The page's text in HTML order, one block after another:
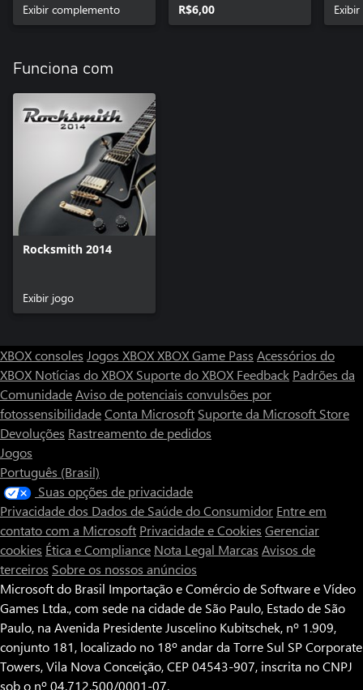
Exibir complemento R$6,00
Funciona com
Rocksmith 2014
Exibir jogo
XBOX consoles Jogos XBOXXBOX Game Pass Acessórios do
XBOX Notícias do XBOX Suporte do XBOX Feedback Padrões da
ComunidadeAviso de potenciais convulsões por
fotossensibilidadeConta Microsoft Suporte da Microsoft Store
Devoluções Rastreamento de pedidos
Jogos
Português (Brasil)
Suas opções de privacidade
Privacidade dos Dados de Saúde do Consumidor Entre em
contato com a Microsoft Privacidade e Cookies Gerenciar
cookies Ética e Compliance Nota Legal Marcas Avisos de
terceiros Sobre os nossos anúncios
Microsoft do Brasil Importação e Comércio de Software e Vídeo
Games Ltda., com sede na cidade de São Paulo, Estado de São
Paulo, na Avenida Presidente Juscelino Kubitschek, nº 1.909,
conjunto 181, localizado no 18º andar da Torre Sul SP Corporate
Towers, Vila Nova Conceição, CEP 04543-907, inscrita no CNPJ
sob o nº 04.712.500/0001-07.